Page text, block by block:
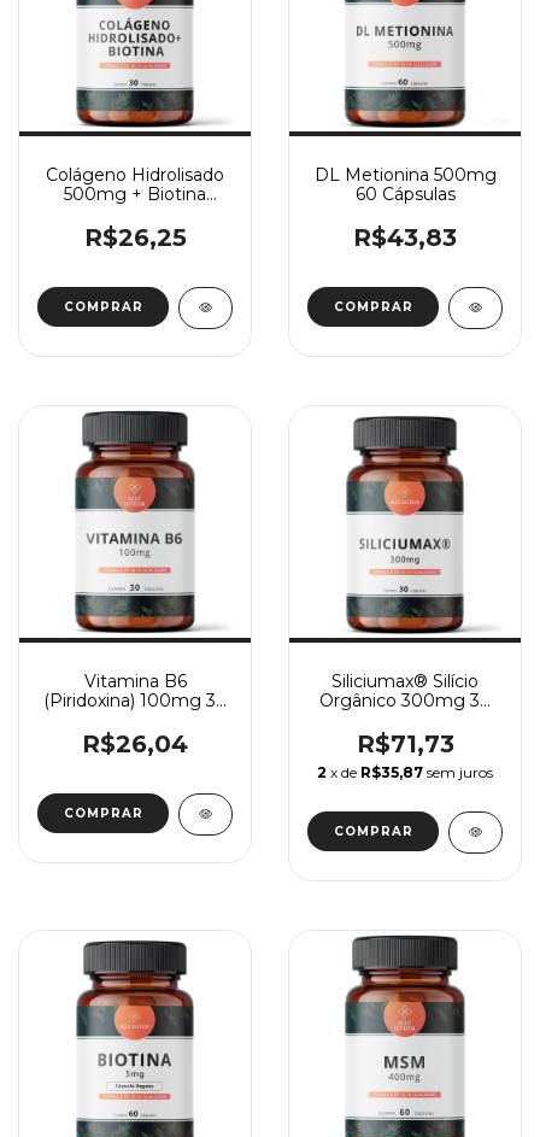
Colágeno Hidrolisado
500mg + Biotina
R$26,25
DL Metionina 500mg
60 Cápsulas
R$43,83
Vitamina B6
(Piridoxina) 100mg 30
R$26,04
Siliciumax® Silício
Orgânico 300mg 30
R$71,73
2 x de R$35,87 sem juros